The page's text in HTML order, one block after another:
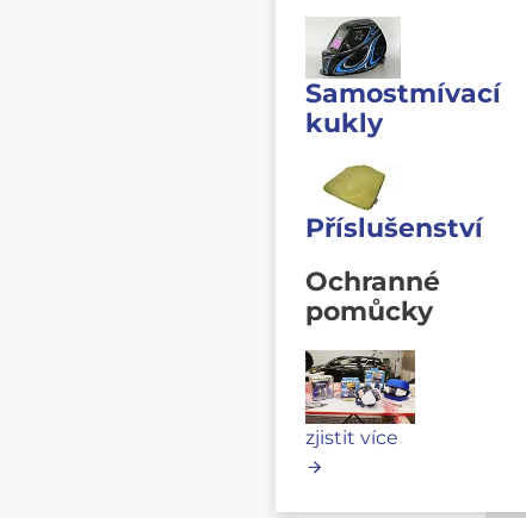
Samostmívací
kukly
Příslušenství
Ochranné
pomůcky
zjistit více